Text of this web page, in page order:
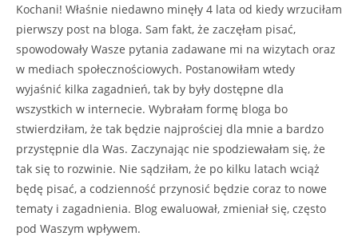
Kochani! Właśnie niedawno minęły 4 lata od kiedy wrzuciłam
pierwszy post na bloga. Sam fakt, że zaczęłam pisać,
spowodowały Wasze pytania zadawane mi na wizytach oraz
w mediach społecznościowych. Postanowiłam wtedy
wyjaśnić kilka zagadnień, tak by były dostępne dla
wszystkich w internecie. Wybrałam formę bloga bo
stwierdziłam, że tak będzie najprościej dla mnie a bardzo
przystępnie dla Was. Zaczynając nie spodziewałam się, że
tak się to rozwinie. Nie sądziłam, że po kilku latach wciąż
będę pisać, a codzienność przynosić będzie coraz to nowe
tematy i zagadnienia. Blog ewaluował, zmieniał się, często
pod Waszym wpływem.